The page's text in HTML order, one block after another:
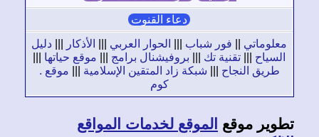
دعاء القنوت
||فور شباب|||الحوار العربي |||الأذكار |||دليل
|||تقنية تك |||بروفيشنال برامج||| موقع حياتها|||
طريق النجاح||| شبكة زاد المتقين الإسلامية |||موقع .
موقع الموقع لخدمات المواقع